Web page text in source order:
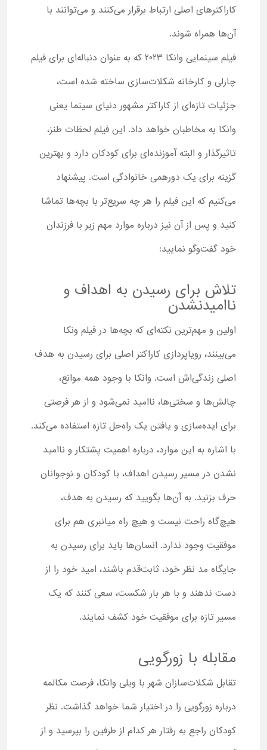
کاراکترهای اصلی ارتباط برقرار می‌کنند و می‌توانند با
آن‌ها همراه شوند.
فیلم سینمایی وانکا 2023 که به عنوان دنباله‌ای برای فیلم
چارلی و کارخانه شکلات‌سازی ساخته شده است،
جزئیات تازه‌ای از کاراکتر مشهور دنیای سینما یعنی
وانکا به مخاطبان خواهد داد. این فیلم لحظات طنز،
تاثیرگذار و البته آموزنده‌ای برای کودکان دارد و بهترین
گزینه برای یک دورهمی خانوادگی است. پیشنهاد
می‌کنیم که این فیلم را هر چه سریع‌تر با بچه‌ها تماشا
کنید و پس از آن نیز درباره موارد مهم زیر با فرزندان
خود گفت‌وگو نمایید:
تلاش برای رسیدن به اهداف و
ناامیدنشدن
اولین و مهم‌ترین نکته‌ای که بچه‌ها در فیلم ونکا
می‌بینند، رویاپردازی کاراکتر اصلی برای رسیدن به هدف
اصلی زندگی‌اش است. وانکا با وجود همه موانع،
چالش‌ها و سختی‌ها، ناامید نمی‌شود و از هر فرصتی
برای ایده‌سازی و یافتن یک راه‌حل تازه استفاده می‌کند.
با اشاره به این موارد، درباره اهمیت پشتکار و ناامید
نشدن در مسیر رسیدن اهداف، با کودکان و نوجوانان
حرف بزنید. به آن‌ها بگویید که رسیدن به هدف،
هیچ‌گاه راحت نیست و هیچ راه میانبری هم برای
موفقیت وجود ندارد. انسان‌ها باید برای رسیدن به
جایگاه مد نظر خود، ثابت‌قدم باشند، امید خود را از
دست ندهند و با هر بار شکست، سعی کنند که یک
مسیر تازه برای موفقیت خود کشف نمایند.
مقابله با زورگویی
تقابل شکلات‌سازان شهر با ویلی وانکا، فرصت مکالمه
درباره زورگویی را در اختیار شما خواهد گذاشت. نظر
کودکان راجع به رفتار هر کدام از طرفین را بپرسید و از